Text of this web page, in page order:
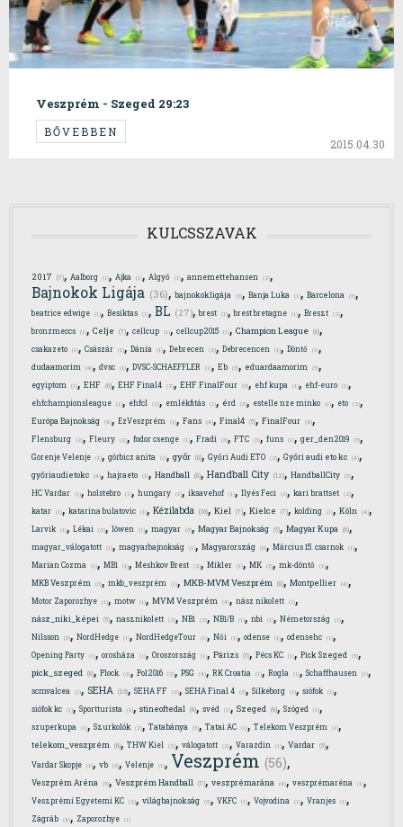
Veszprém - Szeged 29:23
BŐVEBBEN
2015.04.30
KULCSSZAVAK
2017 (7), Aalborg (1), Ajka (1), Algyő (1), annemettehansen (2),
Bajnokok Ligája (36), bajnokokligája (3), Banja Luka (1), Barcelona (3),
beatrice edwige (1), Besiktas (1), BL (27),brest (1),brest bretagne (1), Breszt (2),
bronzmeccs (1), Celje (7), cellcup (1), cellcup2015 (1), Champion League (8),
csakazeto (1), Császár (1), Dánia (1), Debrecen (2), Debrecencen (1), Döntő (1),
dudaamorim (4), dvsc (1), DVSC-SCHAEFFLER (1), Eb (3), eduardaamorim (3),
egyiptom (1), EHF (6), EHF Final4 (2), EHF FinalFour (3), ehf kupa (1), ehf-euro (1),
ehfchampionsleague (1), ehfcl (2), emlékfitás (1), érd (3), estelle nze minko (1), eto (2),
Európa Bajnokság (4), EzVeszprém (1), Fans (4), Final4 (5), FinalFour (4),
Flensburg (2), Fleury (2), fodor csenge (1), Fradi (3), FTC (3), funs (1), ger_den2019 (3),
Gorenje Velenje (1), görbicz anita (1), győr (8), Győri Audi ETO (2), Győri audi eto kc (4),
győriaudietokc (4), hajraeto (1), Handball (8), Handball City (12), HandballCity (3),
HC Vardar (1), holstebro (1), hungary (1), iksavehof (1), Ilyés Feci (1), kari brattset (2),
katar (1), katarina bulatovic (1), Kézilabda (10), Kiel (7), Kielce (7), kolding (1), Köln (4),
Larvik (1), Lékai (2), löwen (1), magyar (3), Magyar Bajnokság (5), Magyar Kupa (6),
magyar_válogatott (1), magyarbajnokság (1), Magyarország (3), Március 15. csarnok (1),
Marian Cozma (1), MB1 (1), Meshkov Brest (2), Mikler (1), MK (3), mk-döntő (1),
MKB Veszprém (3), mkb_veszprém (1), MKB-MVM Veszprém (8), Montpellier (4),
Motor Zaporozhye (1), motw (1), MVM Veszprém (4), nász nikolett (1),
nász_niki_képei (5), nasznikolett (2), NB1 (2), NB1/B (1), nbi (1), Németország (1),
Nilsson (3), NordHedge (1), NordHedgeTour (1), Női (1), odense (1), odensehc (1),
Opening Party (1), orosháza (1), Oroszország (1), Párizs (5), Pécs KC (1), Pick Szeged (3),
pick_szeged (8), Plock (2), Pol2016 (2), PSG (4), RK Croatia (1), Rogla (1), Schaffhausen (1),
scmvalcea (1), SEHA (13), SEHA FF (2), SEHA Final 4 (3), Silkeborg (1), siófok (1),
siófok kc (1), Sportturista (1), stineoftedal (6), svéd (1), Szeged (6), Szöged (1),
szuperkupa (1), Szurkolók (2), Tatabánya (3), Tatai AC (1), Telekom Veszprém (1),
telekom_veszprém (6), THW Kiel (2), válogatott (2), Varazdin (1), Vardar (5),
Vardar Skopje (1), vb (3), Velenje (1), Veszprém (56),
Veszprém Aréna (3), Veszprém Handball (7), veszprémarána (4), veszprémaréna (1),
Veszprémi Egyetemi KC (2), világbajnokság (3), VKFC (1), Vojvodina (1), Vranjes (1),
Zágráb (4), Zaporozhye (1)